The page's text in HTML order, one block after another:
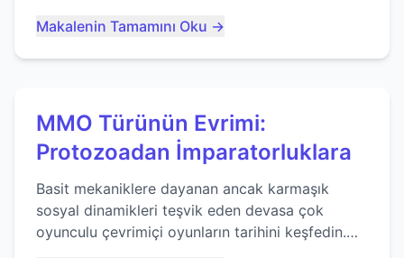
ustalaşacağınızı öğrenin...
Makalenin Tamamını Oku →
MMO Türünün Evrimi:
Protozoadan İmparatorluklara
Basit mekaniklere dayanan ancak karmaşık
sosyal dinamikleri teşvik eden devasa çok
oyunculu çevrimiçi oyunların tarihini keşfedin.